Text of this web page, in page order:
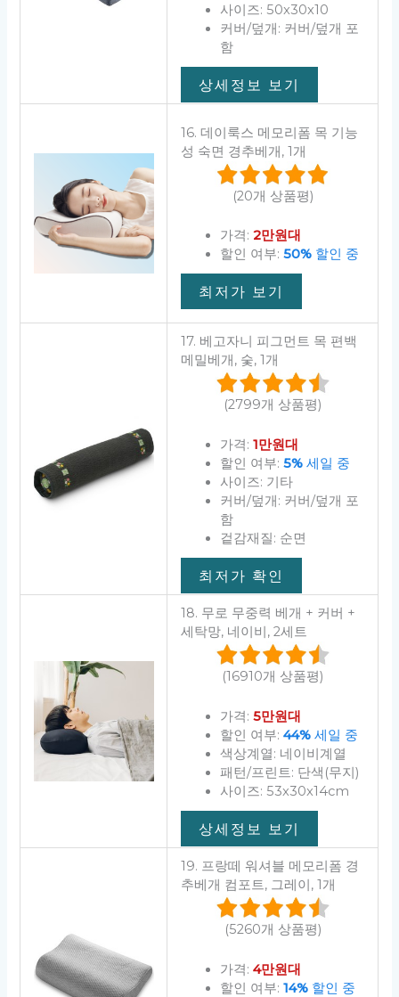
사이즈: 50x30x10
커버/덮개: 커버/덮개 포
함
상세정보 보기
16. 데이룩스 메모리폼 목 기능
성 숙면 경추베개, 1개
(20개 상품평)
가격: 2만원대
할인 여부: 50%할인 중
최저가 보기
17. 베고자니 피그먼트 목 편백
메밀베개, 숯, 1개
(2799개 상품평)
가격: 1만원대
할인 여부: 5%세일 중
사이즈: 기타
커버/덮개: 커버/덮개 포
함
겉감재질: 순면
최저가 확인
18. 무로 무중력 베개 + 커버 +
세탁망, 네이비, 2세트
(16910개 상품평)
가격: 5만원대
할인 여부: 44%세일 중
색상계열: 네이비계열
패턴/프린트: 단색(무지)
사이즈: 53x30x14cm
상세정보 보기
19. 프랑떼 워셔블 메모리폼 경
추베개 컴포트, 그레이, 1개
(5260개 상품평)
가격: 4만원대
할인 여부: 14%할인 중